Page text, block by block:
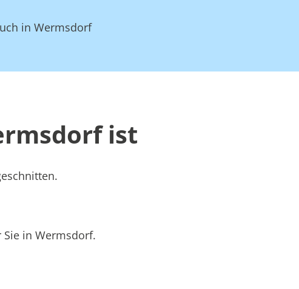
in Wermsdorf
ist
in Wermsdorf.